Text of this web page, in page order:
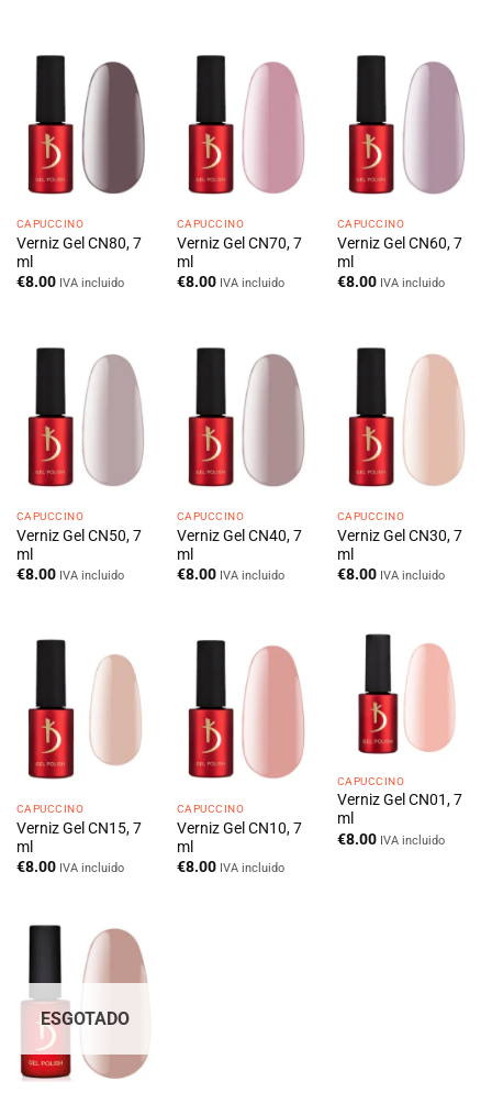
CAPUCCINO
Verniz Gel CN80, 7
ml
€8.00 IVA incluido
CAPUCCINO
Verniz Gel CN70, 7
ml
€8.00 IVA incluido
CAPUCCINO
Verniz Gel CN60, 7
ml
€8.00 IVA incluido
CAPUCCINO
Verniz Gel CN50, 7
ml
€8.00 IVA incluido
CAPUCCINO
Verniz Gel CN40, 7
ml
€8.00 IVA incluido
CAPUCCINO
Verniz Gel CN30, 7
ml
€8.00 IVA incluido
CAPUCCINO
Verniz Gel CN15, 7
ml
€8.00 IVA incluido
CAPUCCINO
Verniz Gel CN10, 7
ml
€8.00 IVA incluido
CAPUCCINO
Verniz Gel CN01, 7
ml
€8.00 IVA incluido
ESGOTADO